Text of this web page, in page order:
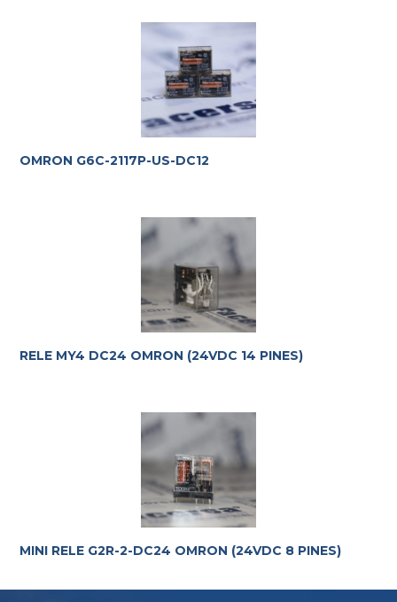
OMRON G6C-2117P-US-DC12
RELE MY4 DC24 OMRON (24VDC 14 PINES)
MINI RELE G2R-2-DC24 OMRON (24VDC 8 PINES)
Te ayudamos con la elección más adecuada
requerimientos.